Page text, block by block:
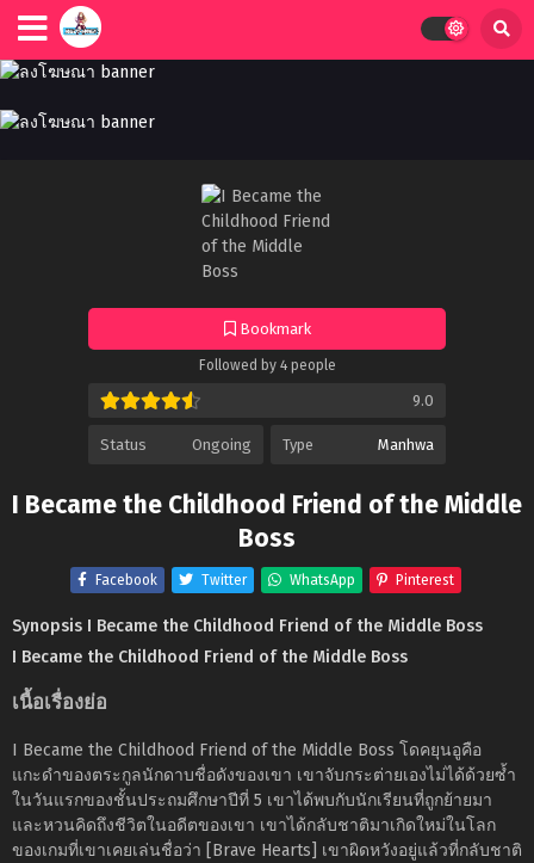
Bookmark
Followed by 4 people
9.0
Status Ongoing Type Manhwa
I Became the Childhood Friend of the Middle
Boss
Facebook Twitter WhatsApp Pinterest
Synopsis I Became the Childhood Friend of the Middle Boss
I Became the Childhood Friend of the Middle Boss
เนื้อเรื่องย่อ
I Became the Childhood Friend of the Middle Boss โดคยุนอูคือ
แกะดำของตระกูลนักดาบชื่อดังของเขา เขาจับกระต่ายเองไม่ได้ด้วยซ้ำ
ในวันแรกของชั้นประถมศึกษาปีที่ 5 เขาได้พบกับนักเรียนที่ถูกย้ายมา
และหวนคิดถึงชีวิตในอดีตของเขา เขาได้กลับชาติมาเกิดใหม่ในโลก
ของเกมที่เขาเคยเล่นชื่อว่า [Brave Hearts] เขาผิดหวังอยู่แล้วที่กลับชาติ